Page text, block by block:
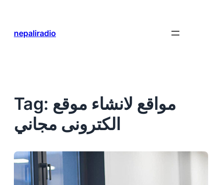
content
nepaliradio
Tag: مواقع لانشاء موقع
الكترونى مجاني